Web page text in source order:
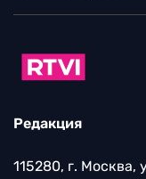
Редакция
115280, г. Москва,